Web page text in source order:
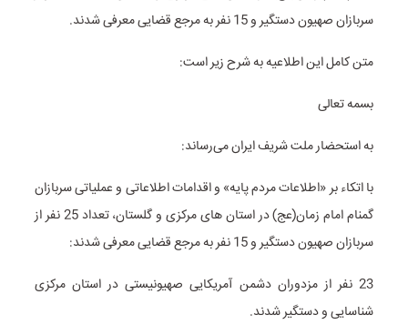
سربازان صهیون دستگیر و 15 نفر به مرجع قضایی معرفی شدند.
متن کامل این اطلاعیه به شرح زیر است:
بسمه تعالی
به استحضار ملت شریف ایران می‌رساند:
با اتکاء بر «اطلاعات مردم پایه» و اقدامات اطلاعاتی و عملیاتی سربازان
گمنام امام زمان(عج) در استان های مرکزی و گلستان، تعداد 25 نفر از
سربازان صهیون دستگیر و 15 نفر به مرجع قضایی معرفی شدند:
23 نفر از مزدوران دشمن آمریکایی صهیونیستی در استان مرکزی
شناسایی و دستگیر شدند.